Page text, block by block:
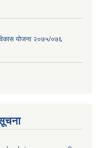
विकास योजना २०७५/०७६